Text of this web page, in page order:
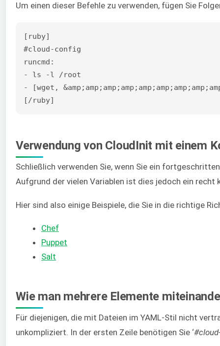
Um einen dieser Befehle zu verwenden, fügen Sie
[ruby]
#cloud-config
runcmd:
- ls -l /root
- [wget,
[/ruby]
Verwendung von CloudInit mit einem
Schließlich verwenden Sie, wenn Sie ein
Aufgrund der vielen Variablen ist dies jedoch ein recht
Hier sind also einige Beispiele, die Sie in die richtige
Chef
Puppet
Salt
Wie man mehrere Elemente
Für diejenigen, die mit Dateien im YAML-Stil nicht
unkompliziert. In der ersten Zeile benötigen Sie ‘